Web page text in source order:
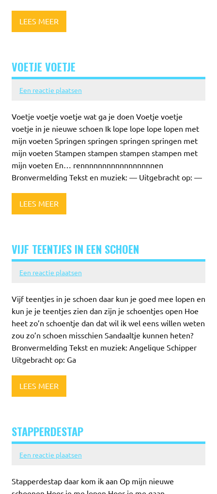
LEES MEER
VOETJE VOETJE
Een reactie plaatsen
Voetje voetje voetje wat ga je doen Voetje voetje
voetje in je nieuwe schoen Ik lope lope lope lopen met
mijn voeten Springen springen springen springen met
mijn voeten Stampen stampen stampen stampen met
mijn voeten En… rennnnnnnnnnnnnnnnnen
Bronvermelding Tekst en muziek: — Uitgebracht op: —
LEES MEER
VIJF TEENTJES IN EEN SCHOEN
Een reactie plaatsen
Vijf teentjes in je schoen daar kun je goed mee lopen en
kun je je teentjes zien dan zijn je schoentjes open Hoe
heet zo’n schoentje dan dat wil ik wel eens willen weten
zou zo’n schoen misschien Sandaaltje kunnen heten?
Bronvermelding Tekst en muziek: Angelique Schipper
Uitgebracht op: Ga
LEES MEER
STAPPERDESTAP
Een reactie plaatsen
Stapperdestap daar kom ik aan Op mijn nieuwe